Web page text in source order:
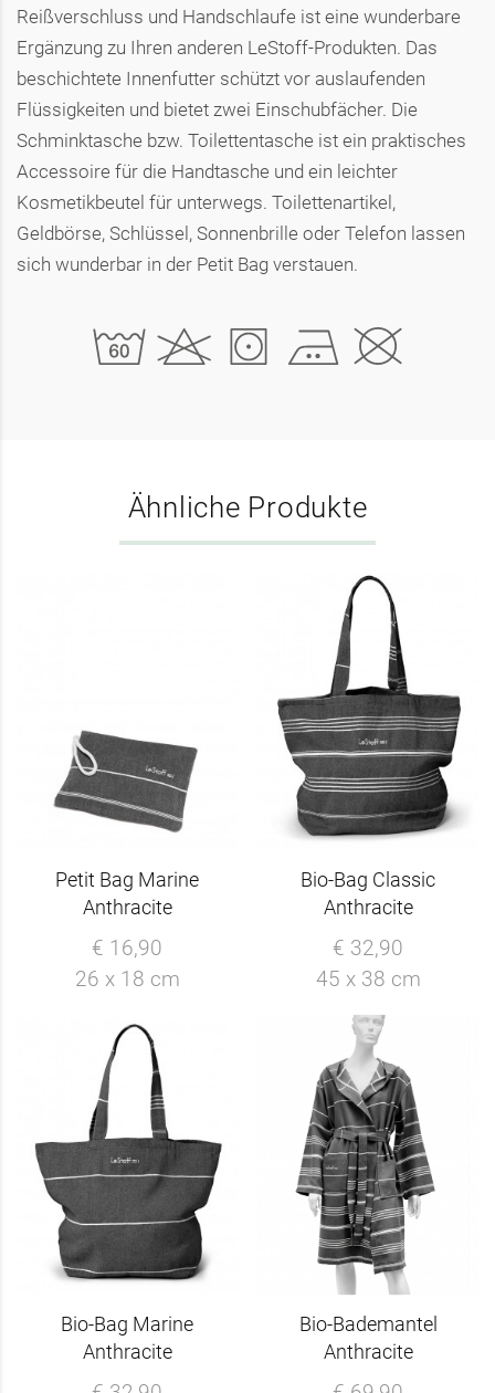
Reißverschluss und Handschlaufe ist eine wunderbare
Ergänzung zu Ihren anderen LeStoff-Produkten. Das
beschichtete Innenfutter schützt vor auslaufenden
Flüssigkeiten und bietet zwei Einschubfächer. Die
Schminktasche bzw. Toilettentasche ist ein praktisches
Accessoire für die Handtasche und ein leichter
Kosmetikbeutel für unterwegs. Toilettenartikel,
Geldbörse, Schlüssel, Sonnenbrille oder Telefon lassen
sich wunderbar in der Petit Bag verstauen.
Ähnliche Produkte
Petit Bag Marine
Anthracite
€ 16,90
26 x 18 cm
Bio-Bag Classic
Anthracite
€ 32,90
45 x 38 cm
Bio-Bag Marine
Anthracite
Bio-Bademantel
Anthracite